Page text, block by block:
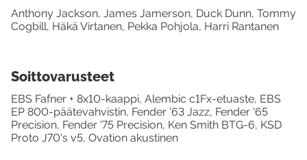
Anthony Jackson, James Jamerson, Duck Dunn, Tommy
Cogbill, Häkä Virtanen, Pekka Pohjola, Harri Rantanen
Soittovarusteet
EBS Fafner + 8x10-kaappi, Alembic c1Fx-etuaste, EBS
EP 800-päätevahvistin, Fender '63 Jazz, Fender '65
Precision, Fender '75 Precision, Ken Smith BTG-6, KSD
Proto J70's v5, Ovation akustinen